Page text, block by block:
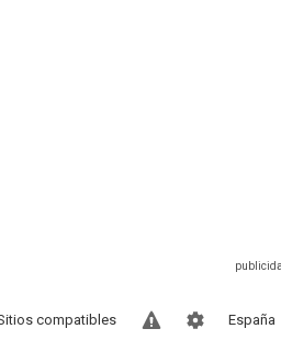
España
compatibles